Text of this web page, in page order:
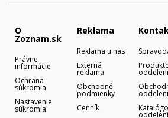
O
Zoznam.sk
Právne
informácie
Ochrana
súkromia
Nastavenie
súkromia
Reklama
Reklama u nás
Externá
reklama
Obchodné
podmienky
Cenník